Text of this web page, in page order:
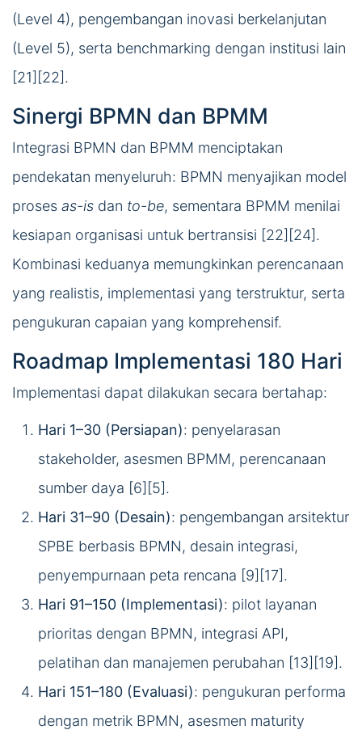
(Level 4), pengembangan inovasi berkelanjutan
(Level 5), serta benchmarking dengan institusi lain
[21][22].
Sinergi BPMN dan BPMM
Integrasi BPMN dan BPMM menciptakan
pendekatan menyeluruh: BPMN menyajikan model
proses as-is dan to-be, sementara BPMM menilai
kesiapan organisasi untuk bertransisi [22][24].
Kombinasi keduanya memungkinkan perencanaan
yang realistis, implementasi yang terstruktur, serta
pengukuran capaian yang komprehensif.
Roadmap Implementasi 180 Hari
Implementasi dapat dilakukan secara bertahap:
Hari 1–30 (Persiapan): penyelarasan
stakeholder, asesmen BPMM, perencanaan
sumber daya [6][5].
Hari 31–90 (Desain): pengembangan arsitektur
SPBE berbasis BPMN, desain integrasi,
penyempurnaan peta rencana [9][17].
Hari 91–150 (Implementasi): pilot layanan
prioritas dengan BPMN, integrasi API,
pelatihan dan manajemen perubahan [13][19].
Hari 151–180 (Evaluasi): pengukuran performa
dengan metrik BPMN, asesmen maturity